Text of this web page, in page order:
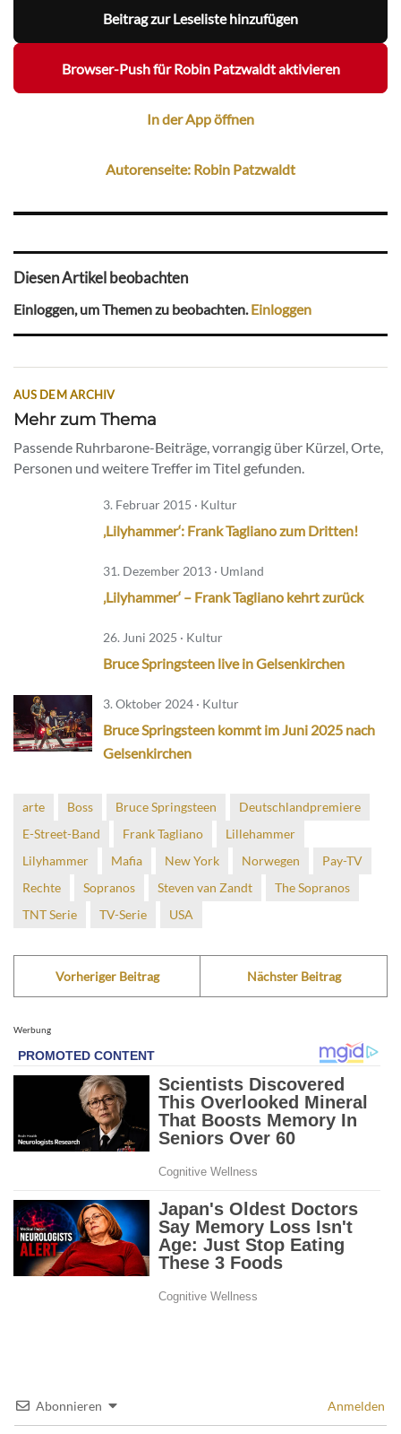
Beitrag zur Leseliste hinzufügen
Browser-Push für Robin Patzwaldt aktivieren
In der App öffnen
Autorenseite: Robin Patzwaldt
Diesen Artikel beobachten
Einloggen, um Themen zu beobachten.Einloggen
AUS DEM ARCHIV
Mehr zum Thema
Passende Ruhrbarone-Beiträge, vorrangig über Kürzel, Orte,
Personen und weitere Treffer im Titel gefunden.
3. Februar 2015 · Kultur
‚Lilyhammer‘: Frank Tagliano zum Dritten!
31. Dezember 2013 · Umland
‚Lilyhammer‘ – Frank Tagliano kehrt zurück
26. Juni 2025 · Kultur
Bruce Springsteen live in Gelsenkirchen
3. Oktober 2024 · Kultur
Bruce Springsteen kommt im Juni 2025 nach
Gelsenkirchen
arte Boss Bruce Springsteen
Deutschlandpremiere
E-Street-Band
Frank Tagliano
Lillehammer
Lilyhammer
Mafia New York Norwegen
Pay-TV
Rechte
Sopranos Steven van Zandt
The Sopranos
TNT Serie
TV-Serie USA
Vorheriger Beitrag Nächster Beitrag
Werbung
Abonnieren Anmelden